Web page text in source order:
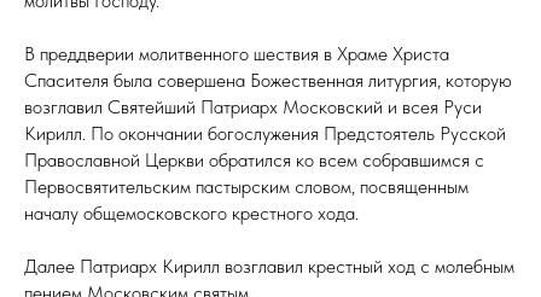
В преддверии молитвенного шествия в Храме Христа
Спасителя была совершена Божественная литургия, которую
возглавил Святейший Патриарх Московский и всея Руси
Кирилл. По окончании богослужения Предстоятель Русской
Православной Церкви обратился ко всем собравшимся с
Первосвятительским пастырским словом, посвященным
началу общемосковского крестного хода.
Далее Патриарх Кирилл возглавил крестный ход с молебным